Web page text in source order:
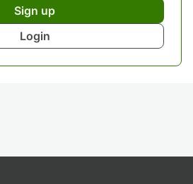
Sign up
Login